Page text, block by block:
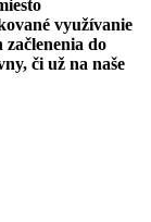
využívanie
do
či už na naše